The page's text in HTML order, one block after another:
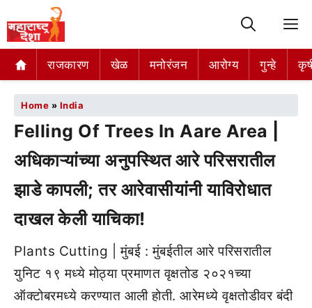
राजकारण खेळ मनोरंजन आरोग्य गुन्हे
Home » India
Felling Of Trees In Aare Area |
अधिकाऱ्यांच्या अनुपस्थित आरे परिसरातील
झाडे कापली; तर आरेवासीयांनी याविरोधात
दाखल केली याचिका!
Plants Cutting | मुंबई : मुंबईतील आरे परिसरातील
युनिट १९ मध्ये मोठ्या प्रमाणत वृक्षतोड २०२१च्या
ऑक्टोबरमध्ये करण्यात आली होती. आरेमध्ये वृक्षतोडीवर बंदी